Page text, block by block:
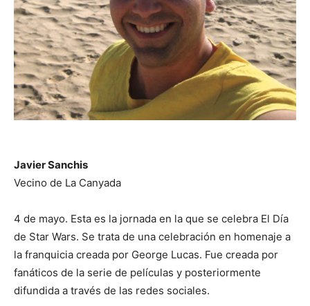
Javier Sanchis
Vecino de La Canyada
4 de mayo. Esta es la jornada en la que se celebra El Día
de Star Wars. Se trata de una celebración en homenaje a
la franquicia creada por George Lucas. Fue creada por
fanáticos de la serie de películas y posteriormente
difundida a través de las redes sociales.